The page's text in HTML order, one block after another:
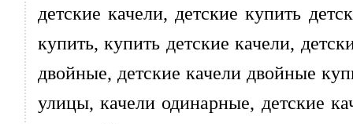
детские качели, детские купить
купить, купить детские качели,
двойные, детские качели двойные
улицы, качели одинарные, детские